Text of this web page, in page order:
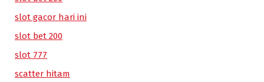
slot gacor hari ini
slot bet 200
slot 777
scatter hitam